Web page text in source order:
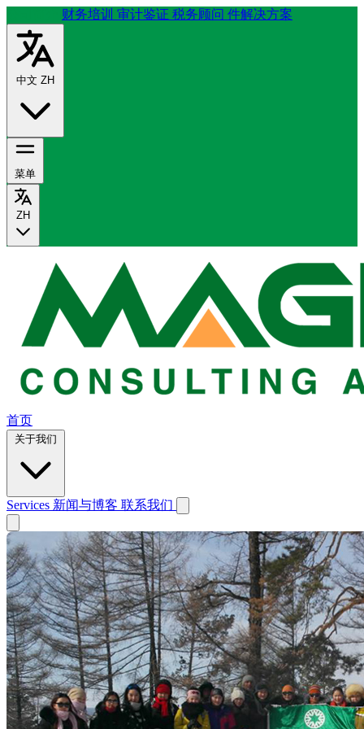
财务培训 审计鉴证 税务顾问 件解决方案
中文 ZH
菜单
ZH
首页
关于我们
Services 新闻与博客 联系我们